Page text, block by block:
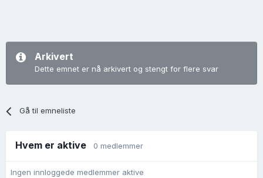
Arkivert
Dette emnet er nå arkivert og stengt for flere svar
Gå til emneliste
Hvem er aktive 0 medlemmer
Ingen innloggede medlemmer aktive